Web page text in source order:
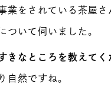
業をされている茶屋さ
ついて伺いました。
きなところを教えてく
自然ですね。